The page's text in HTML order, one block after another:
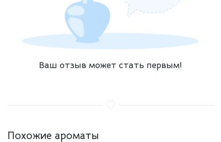
Ваш отзыв может стать первым!
Похожие ароматы